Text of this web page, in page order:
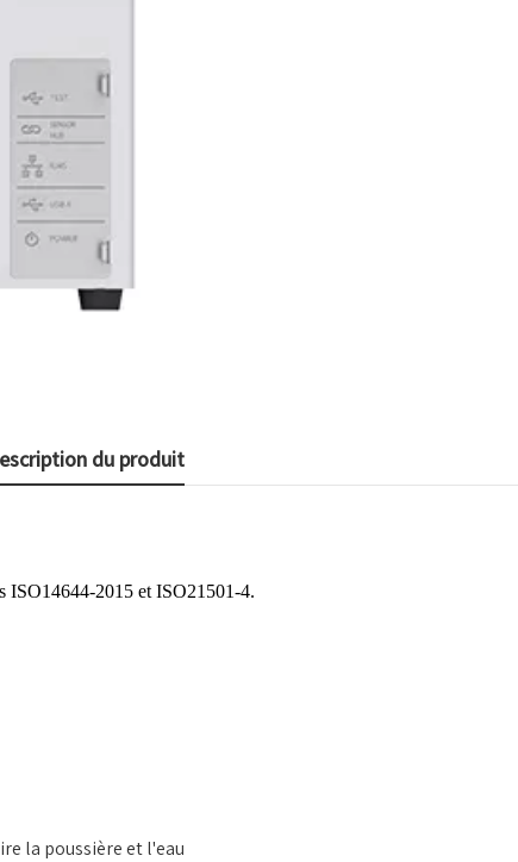
du produit
ISO14644-2015 et ISO21501-4.
la poussière et l'eau